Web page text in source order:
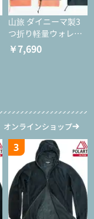
山旅 ダイニーマ製3
つ折り軽量ウォレッ
ト
￥7,690
オンラインショップ
3